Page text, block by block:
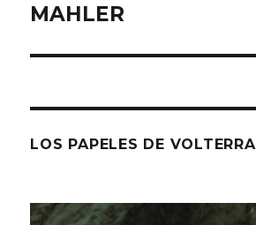
siguiente:
MAHLER
LOS PAPELES DE VOLTERRA